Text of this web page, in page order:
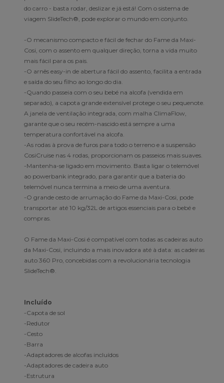
do carro - basta rodar, deslizar e já está! Com o sistema de
viagem SlideTech®, pode explorar o mundo em conjunto.
-O mecanismo compacto e fácil de fechar do Fame da Maxi-
Cosi, com o assento em qualquer direção, torna a vida muito
mais fácil para os pais.
-O arnês easy-in de abertura fácil do assento, facilita a entrada
e saída do seu filho ao longo do dia.
-Quando passeia com o seu bebé na alcofa (vendida em
separado), a capota grande extensível protege o seu pequenote.
A janela de ventilação integrada, com malha ClimaFlow,
garante que o seu recém-nascido está sempre a uma
temperatura confortável na alcofa.
-As rodas à prova de furos para todo o terreno e a suspensão
CosiCruise nas 4 rodas, proporcionam os passeios mais suaves.
-Mantenha-se ligado em movimento. Basta ligar o telemóvel
ao powerbank integrado, para garantir que a bateria do
telemóvel nunca termina a meio de uma aventura.
-O grande cesto de arrumação do Fame da Maxi-Cosi, pode
transportar até 10 kg/32L de artigos essenciais para o bebé e
compras.
O Fame da Maxi-Cosi é compatível com todas as cadeiras auto
da Maxi-Cosi, incluindo a mais inovadora até à data: as cadeiras
auto 360 Pro, concebidas com a revolucionária tecnologia
SlideTech®.
Incluído
-Capota de sol
-Redutor
-Cesto
-Barra
-Adaptadores de alcofas incluídos
-Adaptadores de cadeira auto
-Estrutura